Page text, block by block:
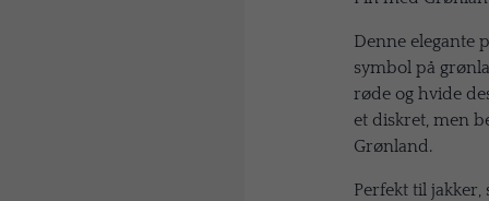
Denne elegante
symbol på
røde og hvide
et diskret, men
Grønland.
Perfekt til